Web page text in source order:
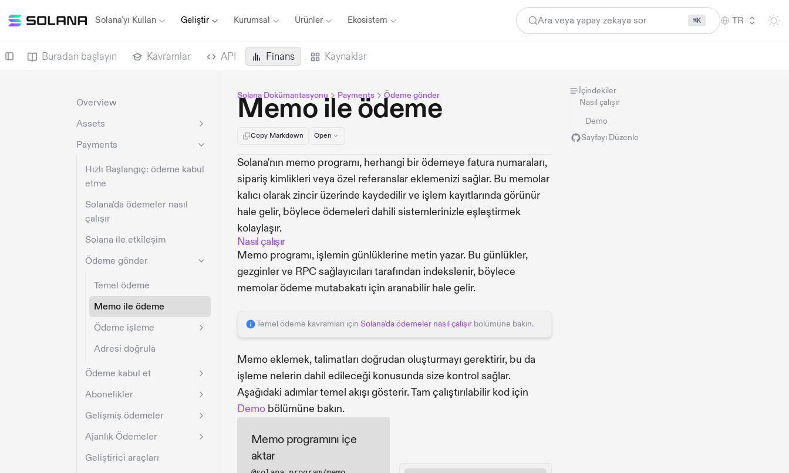
Solana'yı Kullan Geliştir Kurumsal Ürünler Ekosistem Ara veya yapay zekaya sor ⌘K TR
Buradan başlayın Kavramlar API Finans Kaynaklar
Overview
Assets
Payments
Hızlı Başlangıç: ödeme kabul
etme
Solana'da ödemeler nasıl
çalışır
Solana ile etkileşim
Ödeme gönder
Temel ödeme
Memo ile ödeme
Ödeme işleme
Adresi doğrula
Ödeme kabul et
Abonelikler
Gelişmiş ödemeler
Ajanlık Ödemeler
Geliştirici araçları
Solana Dokümantasyonu Payments Ödeme gönder
Memo ile ödeme
Copy Markdown Open
Solana'nın memo programı, herhangi bir ödemeye fatura numaraları,
sipariş kimlikleri veya özel referanslar eklemenizi sağlar. Bu memolar
kalıcı olarak zincir üzerinde kaydedilir ve işlem kayıtlarında görünür
hale gelir, böylece ödemeleri dahili sistemlerinizle eşleştirmek
kolaylaşır.
Nasıl çalışır
Memo programı, işlemin günlüklerine metin yazar. Bu günlükler,
gezginler ve RPC sağlayıcıları tarafından indekslenir, böylece
memolar ödeme mutabakatı için aranabilir hale gelir.
Temel ödeme kavramları için Solana'da ödemeler nasıl çalışır bölümüne bakın.
Memo eklemek, talimatları doğrudan oluşturmayı gerektirir, bu da
işleme nelerin dahil edileceği konusunda size kontrol sağlar.
Aşağıdaki adımlar temel akışı gösterir. Tam çalıştırılabilir kod için
Demo bölümüne bakın.
Memo programını içe
aktar
İçindekiler
Nasıl çalışır
Demo
Sayfayı Düzenle